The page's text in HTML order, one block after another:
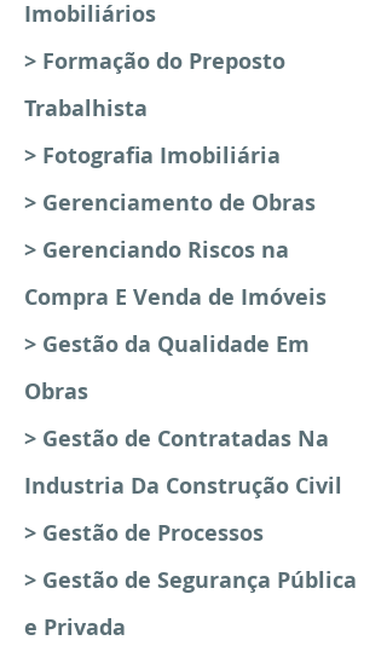
Imobiliários
> Formação do Preposto
Trabalhista
> Fotografia Imobiliária
> Gerenciamento de Obras
> Gerenciando Riscos na
Compra E Venda de Imóveis
> Gestão da Qualidade Em
Obras
> Gestão de Contratadas Na
Industria Da Construção Civil
> Gestão de Processos
> Gestão de Segurança Pública
e Privada